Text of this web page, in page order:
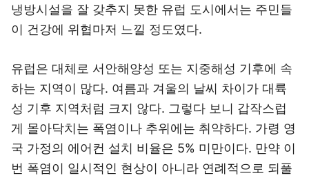
냉방시설을 잘 갖추지 못한 유럽 도시에서는 주민들
이 건강에 위협마저 느낄 정도였다.
유럽은 대체로 서안해양성 또는 지중해성 기후에 속
하는 지역이 많다. 여름과 겨울의 날씨 차이가 대륙
성 기후 지역처럼 크지 않다. 그렇다 보니 갑작스럽
게 몰아닥치는 폭염이나 추위에는 취약하다. 가령 영
국 가정의 에어컨 설치 비율은 5% 미만이다. 만약 이
번 폭염이 일시적인 현상이 아니라 연례적으로 되풀